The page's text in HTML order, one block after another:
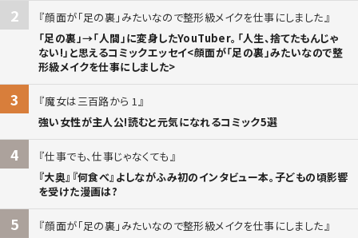
2
顔面が「足の裏」みたいなので整形級メイクを仕事にしました
「足の裏」→「人間」に変身したYouTuber。「人生、捨てたもんじゃ
ない!」と思えるコミックエッセイ<顔面が「足の裏」みたいなので整
形級メイクを仕事にしました>
3
魔女は三百路から 1
強い女性が主人公!読むと元気になれるコミック5選
4
仕事でも、仕事じゃなくても
『大奥』『何食べ』よしながふみ初のインタビュー本。子どもの頃影響
を受けた漫画は?
5
顔面が「足の裏」みたいなので整形級メイクを仕事にしました